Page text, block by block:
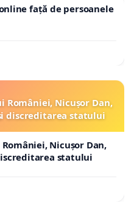
față de persoanele
României, Nicușor Dan,
discreditarea statului
Nicușor Dan,
statului